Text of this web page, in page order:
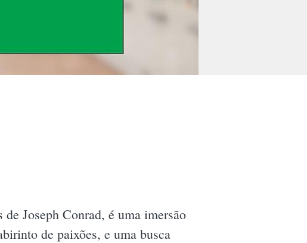
Joseph Conrad, é uma imersão
de paixões, e uma busca